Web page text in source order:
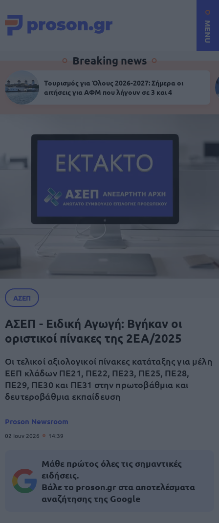
MENU
Breaking news
Τουρισμός για Όλους 2026-2027: Σήμερα οι
αιτήσεις για ΑΦΜ που λήγουν σε 3 και 4
ΑΣΕΠ
ΑΣΕΠ - Ειδική Αγωγή: Βγήκαν οι
οριστικοί πίνακες της 2ΕΑ/2025
Οι τελικοί αξιολογικοί πίνακες κατάταξης για μέλη
ΕΕΠ κλάδων ΠΕ21, ΠΕ22, ΠΕ23, ΠΕ25, ΠΕ28,
ΠΕ29, ΠΕ30 και ΠΕ31 στην πρωτοβάθμια και
δευτεροβάθμια εκπαίδευση
Proson Newsroom
02 Ιουν 2026 14:39
Μάθε πρώτος όλες τις σημαντικές
ειδήσεις.
Βάλε το proson.gr στα αποτελέσματα
αναζήτησης της Google